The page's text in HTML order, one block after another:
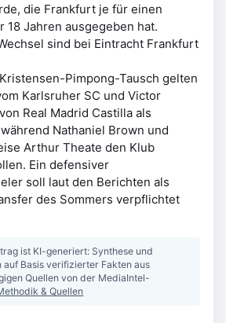
die Frankfurt je für einen
18 Jahren ausgegeben hat.
sind bei Eintracht Frankfurt
Pimpong-Tausch gelten
Karlsruher SC und Victor
Real Madrid Castilla als
Nathaniel Brown und
Arthur Theate den Klub
Ein defensiver
soll laut den Berichten als
des Sommers verpflichtet
ist KI-generiert: Synthese und
auf Basis verifizierter Fakten aus
Quellen von der MediaIntel-
& Quellen